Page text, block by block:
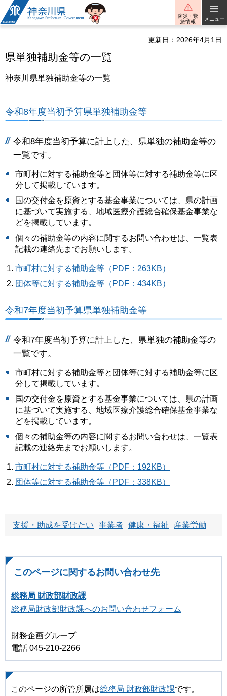
神奈川県
防災・緊
急情報
メニュー
更新日：2026年4月1日
県単独補助金等の一覧
神奈川県単独補助金等の一覧
令和8年度当初予算県単独補助金等
令和8年度当初予算に計上した、県単独の補助金等の
一覧です。
市町村に対する補助金等と団体等に対する補助金等に区
分して掲載しています。
国の交付金を原資とする基金事業については、県の計画
に基づいて実施する、地域医療介護総合確保基金事業な
どを掲載しています。
個々の補助金等の内容に関するお問い合わせは、一覧表
記載の連絡先までお願いします。
市町村に対する補助金等（PDF：263KB）
団体等に対する補助金等（PDF：434KB）
令和7年度当初予算県単独補助金等
令和7年度当初予算に計上した、県単独の補助金等の
一覧です。
市町村に対する補助金等と団体等に対する補助金等に区
分して掲載しています。
国の交付金を原資とする基金事業については、県の計画
に基づいて実施する、地域医療介護総合確保基金事業な
どを掲載しています。
個々の補助金等の内容に関するお問い合わせは、一覧表
記載の連絡先までお願いします。
市町村に対する補助金等（PDF：192KB）
団体等に対する補助金等（PDF：338KB）
支援・助成を受けたい 事業者 健康・福祉 産業労働
このページに関するお問い合わせ先
総務局 財政部財政課
総務局財政部財政課へのお問い合わせフォーム
財務企画グループ
電話 045-210-2266
このページの所管所属は総務局 財政部財政課です。